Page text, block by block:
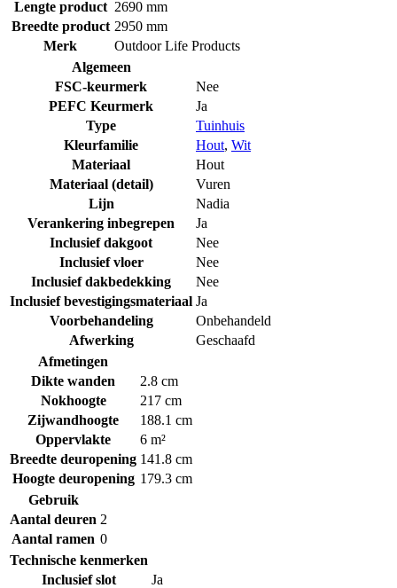
Lengte product 2690 mm
Breedte product 2950 mm
Merk
Outdoor Life Products
Algemeen
FSC-keurmerk
Nee
PEFC Keurmerk
Ja
Type
Tuinhuis
Kleurfamilie
Hout, Wit
Materiaal
Hout
Materiaal (detail)
Vuren
Lijn
Nadia
Verankering inbegrepen
Ja
Inclusief dakgoot
Nee
Inclusief vloer
Nee
Inclusief dakbedekking
Nee
Inclusief bevestigingsmateriaal Ja
Voorbehandeling
Onbehandeld
Afwerking
Geschaafd
Afmetingen
Dikte wanden
2.8 cm
Nokhoogte
217 cm
Zijwandhoogte
188.1 cm
Oppervlakte
6 m²
Breedte deuropening 141.8 cm
Hoogte deuropening 179.3 cm
Gebruik
Aantal deuren 2
Aantal ramen 0
Technische kenmerken
Inclusief slot
Ja